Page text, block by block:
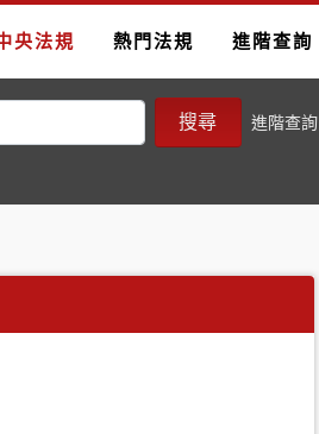
央法規 熱門法規 進階查詢
搜尋 進階查詢